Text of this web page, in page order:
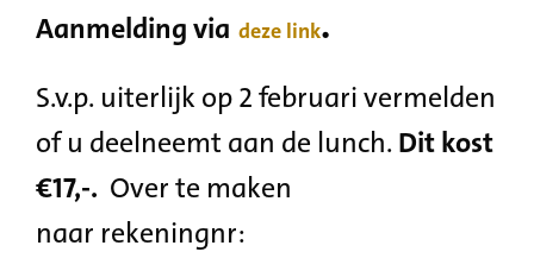
Aanmelding via deze link.
S.v.p. uiterlijk op 2 februari vermelden
of u deelneemt aan de lunch.Dit kost
€17,-. Over te maken
naar rekeningnr: